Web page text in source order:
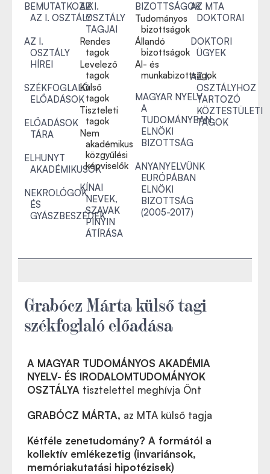
BEMUTATKOZIK
AZ I. OSZTÁLY
AZ I.
OSZTÁLY
HÍREI
SZÉKFOGLALÓ
ELŐADÁSOK
ELŐADÁSOK
TÁRA
ELHUNYT
AKADÉMIKUSOK
NEKROLÓGOK
ÉS
GYÁSZBESZÉDEK
AZ I.
OSZTÁLY
TAGJAI
Rendes
tagok
Levelező
tagok
Külső
tagok
Tiszteleti
tagok
Nem
akadémikus
közgyűlési
képviselők
KÍNAI
NEVEK,
SZAVAK
PINYIN
ÁTÍRÁSA
BIZOTTSÁGOK
Tudományos
bizottságok
Állandó
bizottságok
Al- és
munkabizottságok
MAGYAR NYELV
A
TUDOMÁNYBAN
ELNÖKI
BIZOTTSÁG
ANYANYELVÜNK
EURÓPÁBAN
ELNÖKI
BIZOTTSÁG
(2005-2017)
AZ MTA
DOKTORAI
DOKTORI
ÜGYEK
AZ I.
OSZTÁLYHOZ
TARTOZÓ
KÖZTESTÜLETI
TAGOK
Grabócz Márta külső tagi
székfoglaló előadása
A MAGYAR TUDOMÁNYOS AKADÉMIA
NYELV- ÉS IRODALOMTUDOMÁNYOK
OSZTÁLYA tisztelettel meghívja Önt
GRABÓCZ MÁRTA, az MTA külső tagja
Kétféle zenetudomány? A formától a
kollektív emlékezetig (invariánsok,
memóriakutatási hipotézisek)